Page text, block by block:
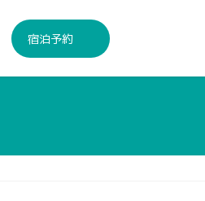
宿泊予約